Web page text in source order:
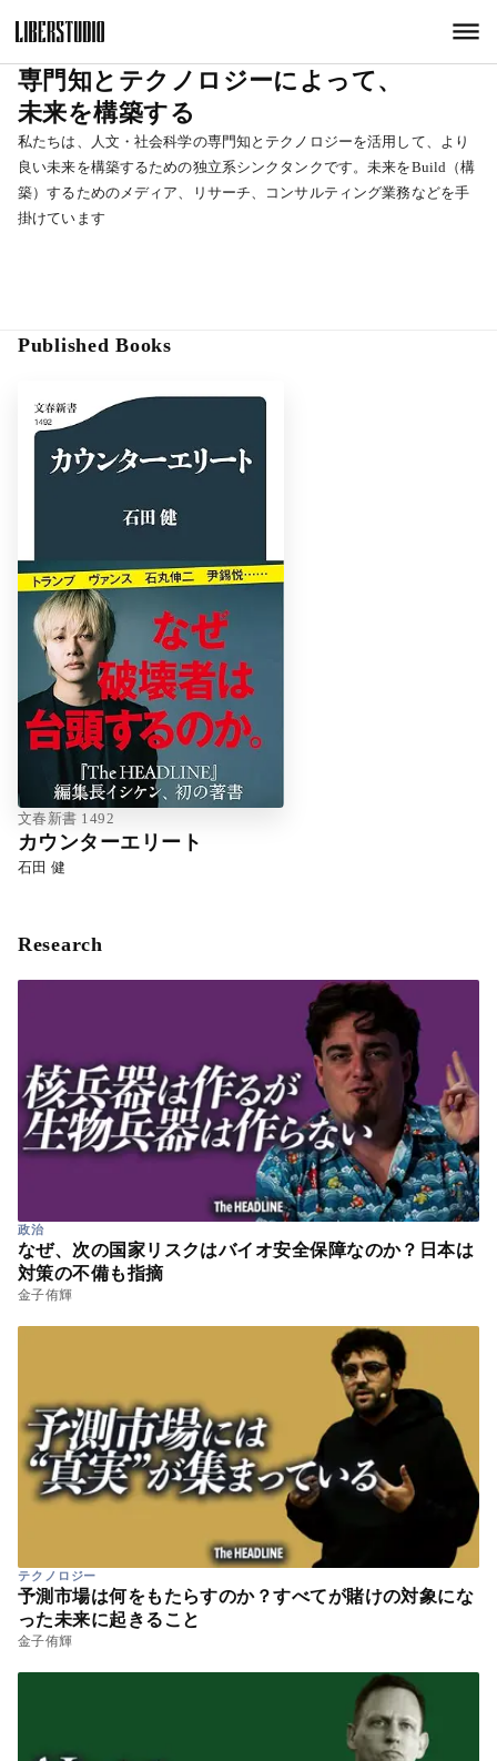
dehaze
専門知とテクノロジーによって、
未来を構築する
私たちは、人文・社会科学の専門知とテクノロジーを活用して、より
良い未来を構築するための独立系シンクタンクです。未来をBuild（構
築）するためのメディア、リサーチ、コンサルティング業務などを手
掛けています
Published Books
文春新書 1492
カウンターエリート
石田 健
Research
政治
なぜ、次の国家リスクはバイオ安全保障なのか？日本は
対策の不備も指摘
金子侑輝
テクノロジー
予測市場は何をもたらすのか？すべてが賭けの対象にな
った未来に起きること
金子侑輝